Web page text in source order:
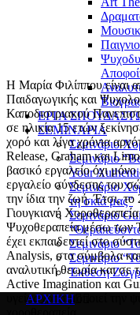
ΕΡΓΑ
ΣΕΜΙΝΑΡΙΑ
Σεμινάριο
Σεμινάριο
Your
Σεμινάριο
τη σκιά μας”
Σεμινάριο
Σεμινάριο
Σεμινάριο
Έκθεση
ΑΡΧΙΚΗ
Η Μαρία Φιλίππου είναι
Παιδαγωγικής και
Καποδιστριακού
σε ηλικία 15 ετών
χορό και λίγα χρόνια
Release, Graham και
βασικό εργαλείο όχι
εργαλείο σύνδεσης του
την ίδια την ζωή. Έτσι,
Γιουγκιανή
Ψυχοθεραπεία μέσω των
έχει εκπαιδευτεί στο
Analysis, στα σύμβολα
αναλυτική θεωρία και σε
Active Imagination και
υγείας χρησιμοποιεί την